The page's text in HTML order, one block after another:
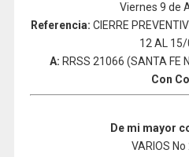
Viernes 9 de
Referencia: CIERRE
12 AL
A: RRSS 21066 (SANTA FE
Con
De mi mayor
VARIOS